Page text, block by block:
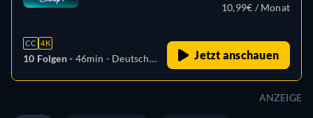
CC 4K
10 Folgen - 46min - Deutsch,
10,99€ / Monat
Jetzt anschauen
ANZEIGE